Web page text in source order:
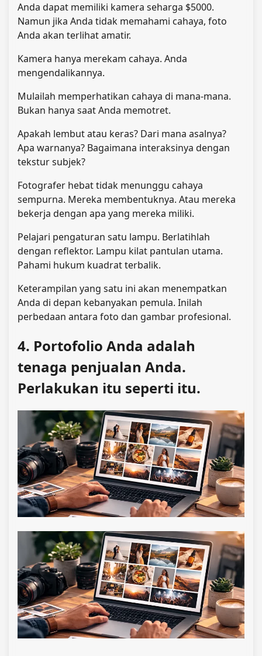
Anda dapat memiliki kamera seharga $5000.
Namun jika Anda tidak memahami cahaya, foto
Anda akan terlihat amatir.
Kamera hanya merekam cahaya. Anda
mengendalikannya.
Mulailah memperhatikan cahaya di mana-mana.
Bukan hanya saat Anda memotret.
Apakah lembut atau keras? Dari mana asalnya?
Apa warnanya? Bagaimana interaksinya dengan
tekstur subjek?
Fotografer hebat tidak menunggu cahaya
sempurna. Mereka membentuknya. Atau mereka
bekerja dengan apa yang mereka miliki.
Pelajari pengaturan satu lampu. Berlatihlah
dengan reflektor. Lampu kilat pantulan utama.
Pahami hukum kuadrat terbalik.
Keterampilan yang satu ini akan menempatkan
Anda di depan kebanyakan pemula. Inilah
perbedaan antara foto dan gambar profesional.
4. Portofolio Anda adalah
tenaga penjualan Anda.
Perlakukan itu seperti itu.